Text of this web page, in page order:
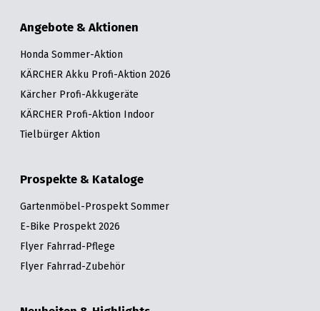
Angebote & Aktionen
Honda Sommer-Aktion
KÄRCHER Akku Profi-Aktion 2026
Kärcher Profi-Akkugeräte
KÄRCHER Profi-Aktion Indoor
Tielbürger Aktion
Prospekte & Kataloge
Gartenmöbel-Prospekt Sommer
E-Bike Prospekt 2026
Flyer Fahrrad-Pflege
Flyer Fahrrad-Zubehör